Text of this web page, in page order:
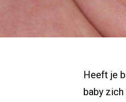
Heeft je
baby